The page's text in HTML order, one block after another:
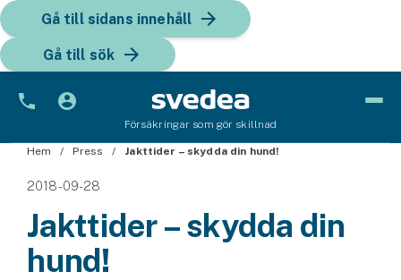
Gå till sidans innehåll
Gå till sök
Försäkringar som gör skillnad
Bil
Bilförsäkring
Bilförsäkring för företag
Fordon
Hem Press Jakttider – skydda din hund!
2018-09-28
Jakttider – skydda din
hund!